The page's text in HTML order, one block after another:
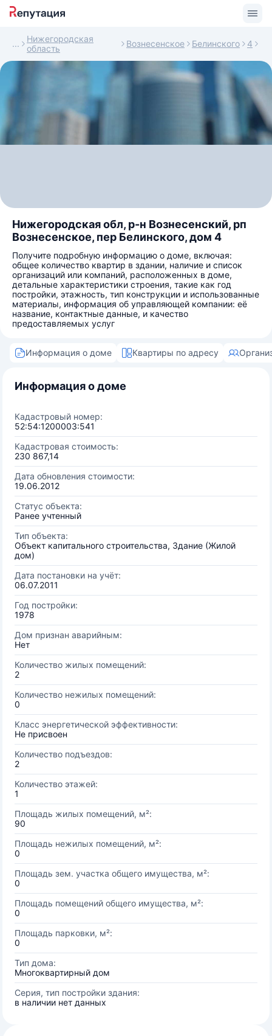
Нижегородская
область
Вознесенское Белинского 4
Нижегородская обл, р-н Вознесенский, рп
Вознесенское, пер Белинского, дом 4
Получите подробную информацию о доме, включая:
общее количество квартир в здании, наличие и список
организаций или компаний, расположенных в доме,
детальные характеристики строения, такие как год
постройки, этажность, тип конструкции и использованные
материалы, информация об управляющей компании: её
название, контактные данные, и качество
предоставляемых услуг
Информация о доме Квартиры по адресу
Информация о доме
Кадастровый номер:
52:54:1200003:541
Кадастровая стоимость:
230 867,14
Дата обновления стоимости:
19.06.2012
Статус объекта:
Ранее учтенный
Тип объекта:
Объект капитального строительства, Здание (Жилой
дом)
Дата постановки на учёт:
06.07.2011
Год постройки:
1978
Дом признан аварийным:
Нет
Количество жилых помещений:
2
Количество нежилых помещений:
0
Класс энергетической эффективности:
Не присвоен
Количество подъездов:
2
Количество этажей:
1
Площадь жилых помещений, м²:
90
Площадь нежилых помещений, м²:
0
Площадь зем. участка общего имущества, м²:
0
Площадь помещений общего имущества, м²:
0
Площадь парковки, м²:
0
Тип дома:
Многоквартирный дом
Серия, тип постройки здания:
в наличии нет данных